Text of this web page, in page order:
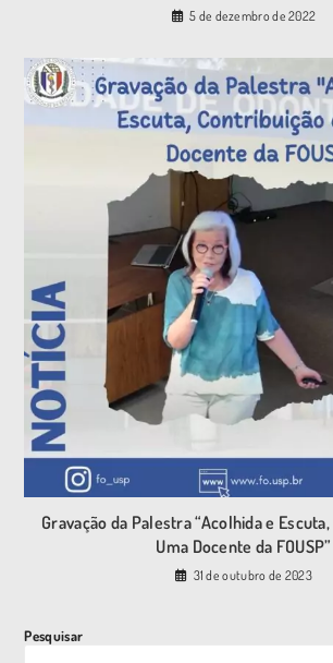
5 de dezembro de 2022
Gravação da Palestra “Acolhida e
Uma Docente da FOUSP”
31 de outubro de 2023
Pesquisar